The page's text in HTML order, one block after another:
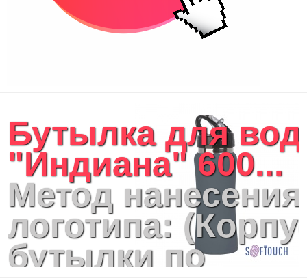
Бутылка для
"Индиана" 600...
Метод нанесения
логотипа:
бутылки по